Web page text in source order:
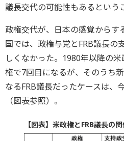
議長交代の可能性もあるという
政権交代が、日本の感覚からす
国では、政権与党とFRB議長の
しくなかった。1980年以降の
権で7回目になるが、そのうち
なるFRB議長だったケースは、
（図表参照）。
【図表】米政権とFRB議長の